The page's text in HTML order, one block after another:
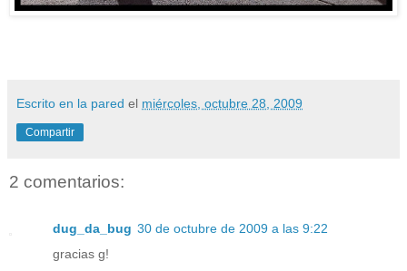
Escrito en la pared el miércoles, octubre 28, 2009
Compartir
2 comentarios:
dug_da_bug 30 de octubre de 2009 a las 9:22
gracias g!